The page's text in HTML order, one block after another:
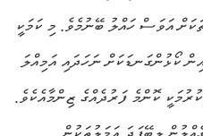
އަވަސް ހައްލު ބޭނުމެވެ. މި ކަމަކީ
ކޯޅުންގަނޑަކަށް ނަހަދައި އަމިއްލަ
ކޮންމެ ފަރުދެއްގެ ޒިންމާއެކެވެ.